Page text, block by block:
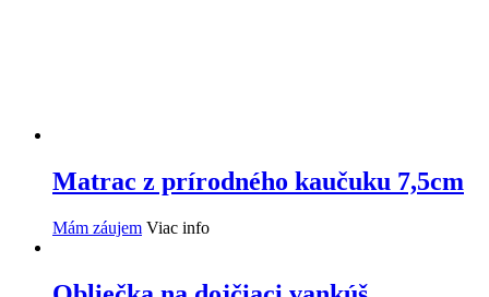
Matrac z prírodného kaučuku 7,5cm
Mám záujem Viac info